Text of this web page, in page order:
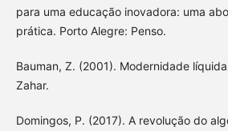
para uma educação inovadora: uma
prática. Porto Alegre: Penso.
Bauman, Z. (2001). Modernidade
Zahar.
Domingos, P. (2017). A revolução do